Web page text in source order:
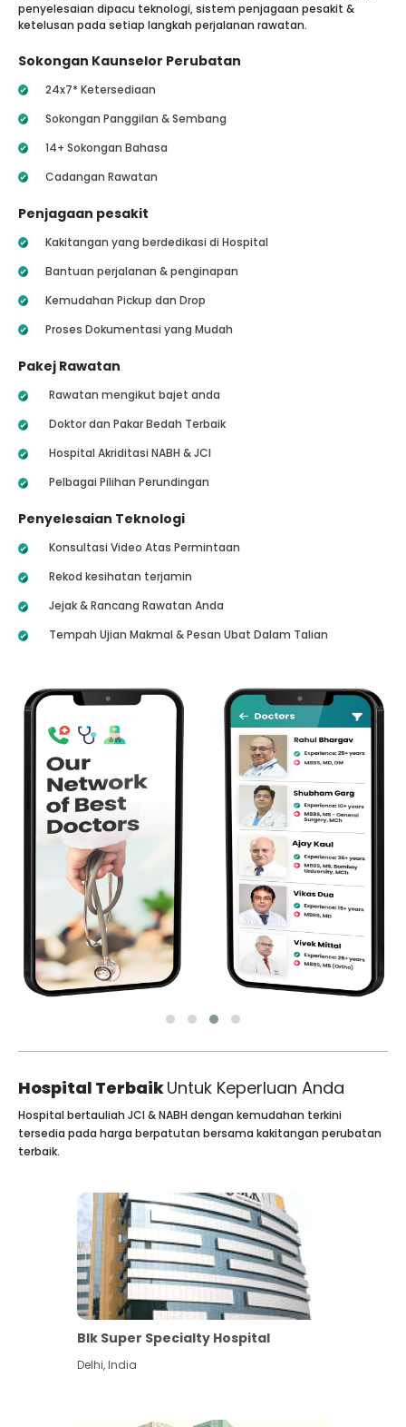
penyelesaian dipacu teknologi, sistem penjagaan pesakit &
ketelusan pada setiap langkah perjalanan rawatan.
Sokongan Kaunselor Perubatan
24x7* Ketersediaan
Sokongan Panggilan & Sembang
14+ Sokongan Bahasa
Cadangan Rawatan
Penjagaan pesakit
Kakitangan yang berdedikasi di Hospital
Bantuan perjalanan & penginapan
Kemudahan Pickup dan Drop
Proses Dokumentasi yang Mudah
Pakej Rawatan
Rawatan mengikut bajet anda
Doktor dan Pakar Bedah Terbaik
Hospital Akriditasi NABH & JCI
Pelbagai Pilihan Perundingan
Penyelesaian Teknologi
Konsultasi Video Atas Permintaan
Rekod kesihatan terjamin
Jejak & Rancang Rawatan Anda
Tempah Ujian Makmal & Pesan Ubat Dalam Talian
Hospital TerbaikUntuk Keperluan Anda
Hospital bertauliah JCI & NABH dengan kemudahan terkini
tersedia pada harga berpatutan bersama kakitangan perubatan
terbaik.
Blk Super Specialty Hospital
Delhi,India